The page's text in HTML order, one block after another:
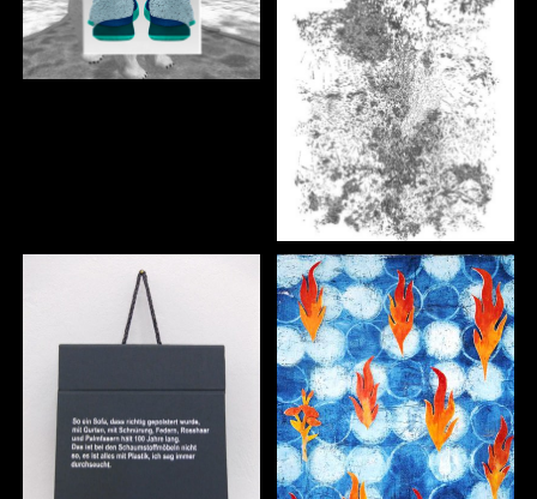
BENGER
EMINE ŞAHINAZ
AKALIN
BEHLING
HIROKO
KAMEDA